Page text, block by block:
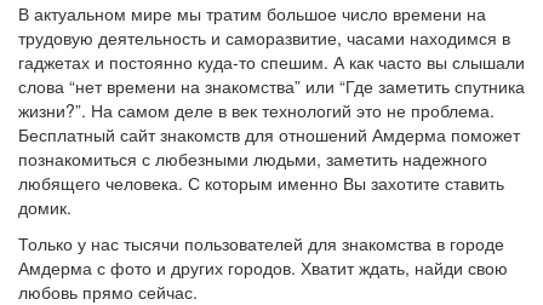
В актуальном мире мы тратим большое число времени на
трудовую деятельность и саморазвитие, часами находимся в
гаджетах и постоянно куда-то спешим. А как часто вы слышали
слова “нет времени на знакомства” или “Где заметить спутника
жизни?”. На самом деле в век технологий это не проблема.
Бесплатный сайт знакомств для отношений Амдерма поможет
познакомиться с любезными людьми, заметить надежного
любящего человека. С которым именно Вы захотите ставить
домик.
Только у нас тысячи пользователей для знакомства в городе
Амдерма с фото и других городов. Хватит ждать, найди свою
любовь прямо сейчас.